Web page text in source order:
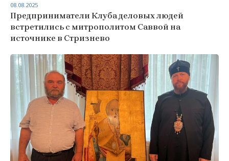
Предприниматели Клуба деловых людей
встретились с митрополитом Саввой на
источнике в Стризнево
08.08.2025